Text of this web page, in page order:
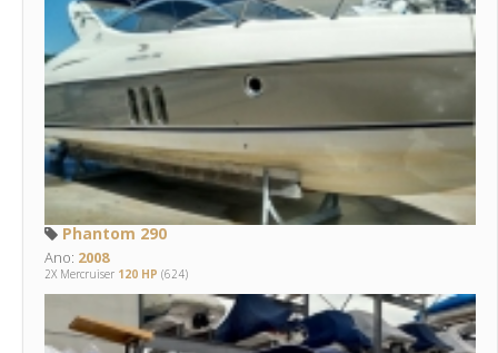
Phantom 290
Ano: 2008
2X Mercruiser 120 HP (624)